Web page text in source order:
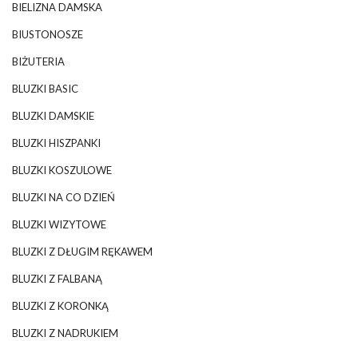
BIELIZNA DAMSKA
BIUSTONOSZE
BIŻUTERIA
BLUZKI BASIC
BLUZKI DAMSKIE
BLUZKI HISZPANKI
BLUZKI KOSZULOWE
BLUZKI NA CO DZIEŃ
BLUZKI WIZYTOWE
BLUZKI Z DŁUGIM RĘKAWEM
BLUZKI Z FALBANĄ
BLUZKI Z KORONKĄ
BLUZKI Z NADRUKIEM